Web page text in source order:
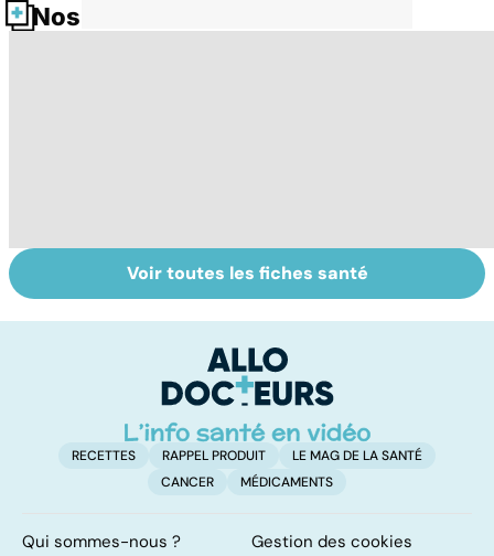
Nos fiches santé
Tout savoir sur
les infections
Tout savoir sur
les maux du froid
Voir toutes les fiches santé
RECETTES RAPPEL PRODUIT
LE MAG DE LA SANTÉ
CANCER
MÉDICAMENTS
Qui sommes-nous ? Gestion des cookies